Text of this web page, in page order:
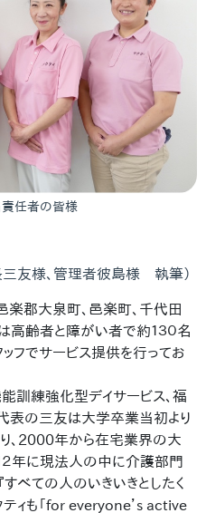
責任者の皆様
三友様、管理者彼島様 執筆）
楽郡大泉町、邑楽町、千代田
高齢者と障がい者で約１３０名
フでサービス提供を行ってお
訓練強化型デイサービス、福
表の三友は大学卒業当初より
、2000年から在宅業界の大
２年に現法人の中に介護部門
べての人のいきいきとしたく
ティも「for everyone’s active